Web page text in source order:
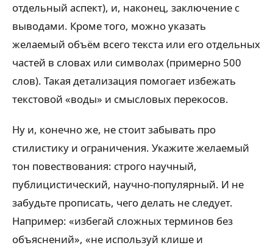
отдельный аспект), и, наконец, заключение с
выводами. Кроме того, можно указать
желаемый объём всего текста или его отдельных
частей в словах или символах (примерно 500
слов). Такая детализация помогает избежать
текстовой «воды» и смысловых перекосов.
Ну и, конечно же, не стоит забывать про
стилистику и ограничения. Укажите желаемый
тон повествования: строго научный,
публицистический, научно-популярный. И не
забудьте прописать, чего делать не следует.
Например: «избегай сложных терминов без
объяснений», «не используй клише и